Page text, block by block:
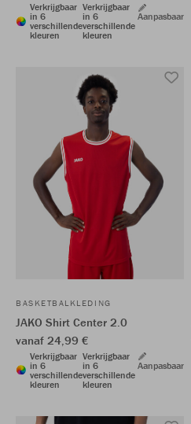
Verkrijgbaar
in 6
verschillende
kleuren
Verkrijgbaar
in 6
verschillende
kleuren
Aanpasbaar
BASKETBALKLEDING
JAKO Shirt Center 2.0
vanaf 24,99 €
Verkrijgbaar
in 6
verschillende
kleuren
Verkrijgbaar
in 6
verschillende
kleuren
Aanpasbaar